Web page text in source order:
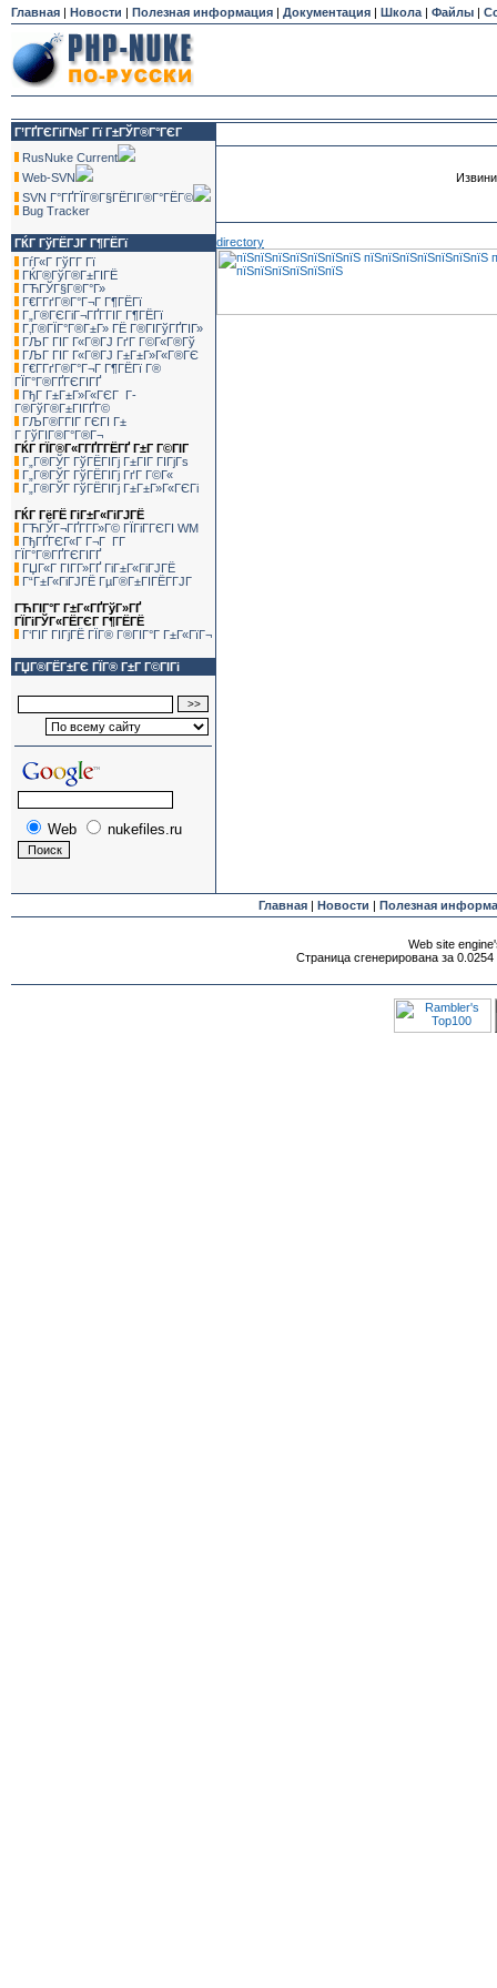
Главная | Новости | Полезная информация | Документация | Школа | Файлы |
Г’ГҐГЄГіГ№Г Гї Г±ГЎГ®Г°ГЄГ
RusNuke Current
Web-SVN
SVN Г°ГҐГЇГ®Г§ГЁГІГ®Г°ГЁГ©
Bug Tracker
ГЌГ ГўГЁГЈГ Г¶ГЁГї
ГѓГ«Г ГўГ­Г Гї
ГЌГ®ГўГ®Г±ГІГЁ
ГЋГЎГ§Г®Г°Г»
Г€Г­ГґГ®Г°Г¬Г Г¶ГЁГї
Г„Г®ГЄГіГ¬ГҐГ­ГІГ Г¶ГЁГї
Г‚Г®ГЇГ°Г®Г±Г» ГЁ Г®ГІГўГҐГІГ»
ГЉГ ГІГ Г«Г®ГЈ ГґГ Г©Г«Г®Гў
ГЉГ ГІГ Г«Г®ГЈ Г±Г±Г»Г«Г®ГЄ
Г€Г­ГґГ®Г°Г¬Г Г¶ГЁГї Г®
ГЇГ°Г®ГҐГЄГІГҐ
ГђГ Г±Г±Г»Г«ГЄГ Г­
Г®ГўГ®Г±ГІГҐГ©
ГЉГ®Г­ГІГ ГЄГІ Г±
Г ГўГІГ®Г°Г®Г¬
ГЌГ ГЇГ®Г«Г­ГҐГ­ГЁГҐ Г±Г Г©ГІГ
Г„Г®ГЎГ ГўГЁГІГј Г±ГІГ ГІГјГѕ
Г„Г®ГЎГ ГўГЁГІГј ГґГ Г©Г«
Г„Г®ГЎГ ГўГЁГІГј Г±Г±Г»Г«ГЄГі
ГЌГ ГёГЁ ГіГ±Г«ГіГЈГЁ
ГЋГЎГ¬ГҐГ­Г­Г»Г© ГЇГіГ­ГЄГІ WM
ГђГҐГЄГ«Г Г¬Г Г­Г
ГЇГ°Г®ГҐГЄГІГҐ
ГЏГ«Г ГІГ­Г»ГҐ ГіГ±Г«ГіГЈГЁ
Г“Г±Г«ГіГЈГЁ ГµГ®Г±ГІГЁГ­ГЈГ
ГЋГІГ°Г Г±Г«ГҐГўГ»ГҐ
ГЇГіГЎГ«ГЁГЄГ Г¶ГЁГЁ
Г‘ГІГ ГІГјГЁ ГЇГ® Г®ГІГ°Г Г±Г«ГїГ¬
ГЏГ®ГЁГ±ГЄ ГЇГ® Г±Г Г©ГІГі
Web nukefiles.ru
directory
Главная| Новости | Полезная
Web site
Страница сгенерирована за